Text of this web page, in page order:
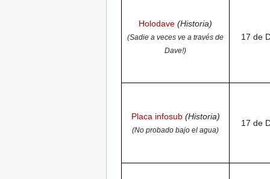
Holodave (Historia)
(Sadie a veces ve a través de
Dave!)
17 de
Placa infosub (Historia)
(No probado bajo el agua)
17 de